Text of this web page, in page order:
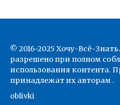
© 2016-2025 Хочу-Всё-
разрешено при полном
использования контента.
принадлежат их авторам .
oblivki